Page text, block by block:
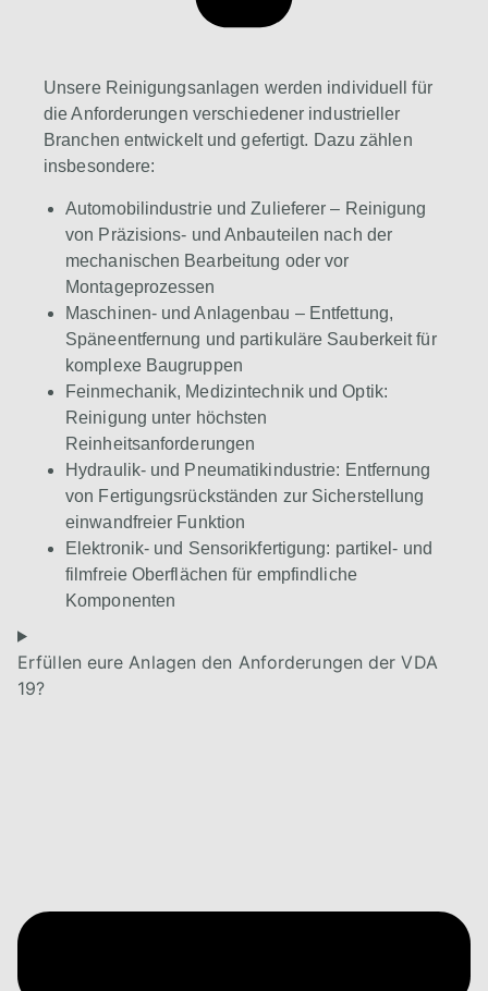
Unsere Reinigungsanlagen werden individuell für
die Anforderungen verschiedener industrieller
Branchen entwickelt und gefertigt. Dazu zählen
insbesondere:
Automobilindustrie und Zulieferer – Reinigung
von Präzisions- und Anbauteilen nach der
mechanischen Bearbeitung oder vor
Montageprozessen
Maschinen- und Anlagenbau – Entfettung,
Späneentfernung und partikuläre Sauberkeit für
komplexe Baugruppen
Feinmechanik, Medizintechnik und Optik:
Reinigung unter höchsten
Reinheitsanforderungen
Hydraulik- und Pneumatikindustrie: Entfernung
von Fertigungsrückständen zur Sicherstellung
einwandfreier Funktion
Elektronik- und Sensorikfertigung: partikel- und
filmfreie Oberflächen für empfindliche
Komponenten
Erfüllen eure Anlagen den Anforderungen der VDA
19?